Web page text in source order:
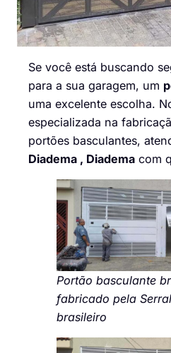
Se você está buscando
para a sua garagem, um
uma excelente escolha.
especializada na
portões basculantes,
Diadema , Diadema com
Portão basculante
fabricado pela
brasileiro